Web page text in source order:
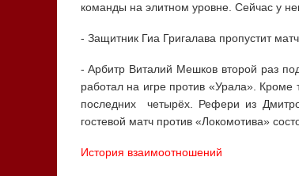
команды на элитном уровне. Сейчас у
- Защитник Гиа Григалава пропустит
- Арбитр Виталий Мешков второй раз
работал на игре против «Урала». Кроме
последних четырёх. Рефери из
гостевой матч против «Локомотива»
История взаимоотношений